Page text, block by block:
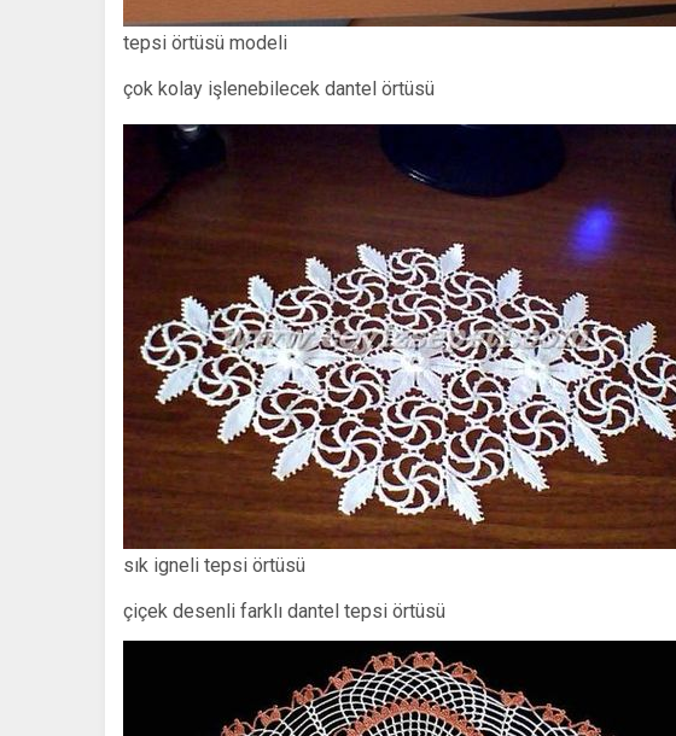
tepsi örtüsü modeli
çok kolay işlenebilecek dantel örtüsü
sık igneli tepsi örtüsü
çiçek desenli farklı dantel tepsi örtüsü